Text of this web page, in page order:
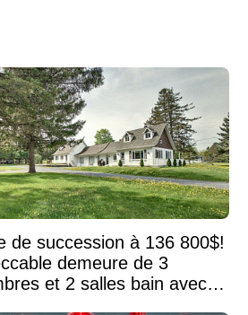
de succession à 136 800$!
demeure de 3
et 2 salles bain avec